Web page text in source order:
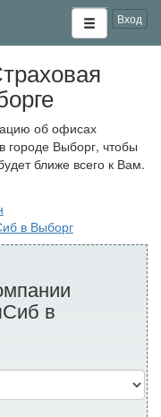
Вход
об офисах
городе Выборг, чтобы
ближе всего к Вам.
в Выборг
в